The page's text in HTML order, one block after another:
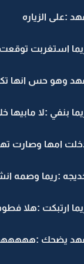
:على الزياره
استغربت توقعت
وهو حس انها
بنفي :لا
امها وصارت
:ريما وصمه
ارتبكت :هلا
يضحك